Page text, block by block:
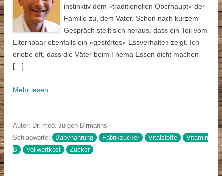
instinktiv dem »traditionellen Oberhaupt« der
Familie zu, dem Vater. Schon nach kurzem
Gespräch stellt sich heraus, dass ein Teil vom
Elternpaar ebenfalls ein »gestörtes« Essverhalten zeigt. Ich
erlebe oft, dass die Väter beim Thema Essen dicht machen
[…]
Mehr lesen …
Autor: Dr. med. Jürgen Birmanns
Schlagworte: Babynahrung Fabrikzucker Vitalstoffe
Vitamin
B
Vollwertkost Zucker